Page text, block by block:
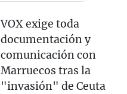
VOX exige toda
documentación y
comunicación con
Marruecos tras la
"invasión" de Ceuta